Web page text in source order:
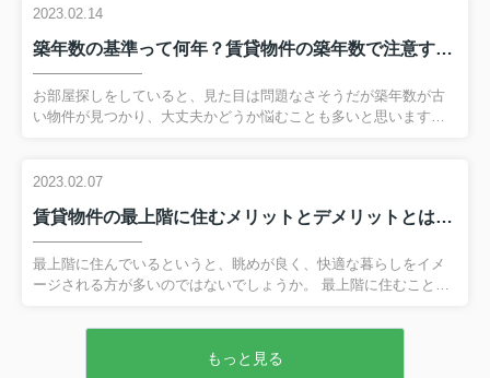
方に向けて、主な初期費用である敷金・礼金・仲介手数料につい
用「敷金」とは？相場はどのくらい？ 敷金とは、賃貸物件を借り
る際に貸主へ預けておくお金のことです。 借主が家賃を滞納して
しまったり、退去時に原状回復の必要が出てしまったりすると敷
金から充当されます。 そのため家賃を滞納もなく、部屋をきれい
2023.02.14
築年数の基準って何年？賃貸物件の築年数で注意すべきポイントとは
お部屋探しをしていると、見た目は問題なさそうだが築年数が古
い物件が見つかり、大丈夫かどうか悩むことも多いと思います。
の築年数基準：築古の場合 一般的に「築30年以上」の物件を、築
こなわれている物件も多く、見た目には築浅や新築のように見え
るものもあります。 また築浅や新築よりも家賃が安い傾向にあ
り、好立地でも比較的安価な物件に住める場合も多いです。 その
ためコストパフォーマンスを重視される方には向いているといえ
2023.02.07
賃貸物件の最上階に住むメリットとデメリットとは？暑さ対策も解説！
最上階に住んでいるというと、眺めが良く、快適な暮らしをイメ
ージされる方が多いのではないでしょうか。 最上階に住むことは
あります。 そこで今回は、賃貸物件の最上階に住むメリットとデ
はこちら賃貸物件の最上階に住むメリットとは 最上階に住む最大
もっと見る